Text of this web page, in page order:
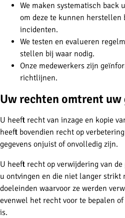
We maken systematisch back
om deze te kunnen herstellen
incidenten.
We testen en evalueren
stellen bij waar nodig.
Onze medewerkers zijn
richtlijnen.
Uw rechten omtrent uw
U heeft recht van inzage en kopie
heeft bovendien recht op
gegevens onjuist of onvolledig zijn.
U heeft recht op verwijdering van de
u ontvingen en die niet langer strikt
doeleinden waarvoor ze werden
evenwel het recht voor te bepalen
is.